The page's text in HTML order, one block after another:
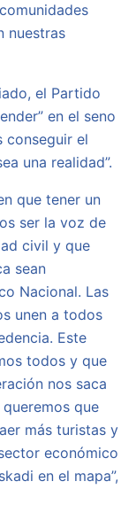
nuestras
el Partido
en el seno
conseguir el
una realidad”.
que tener un
ser la voz de
civil y que
sean
Nacional. Las
unen a todos
Este
todos y que
nos saca
que
más turistas y
económico
en el mapa”,